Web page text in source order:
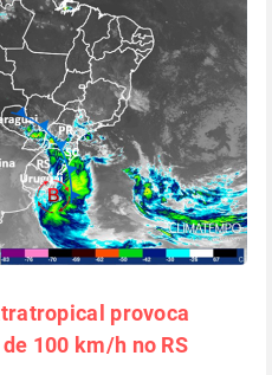
provoca
100 km/h no RS